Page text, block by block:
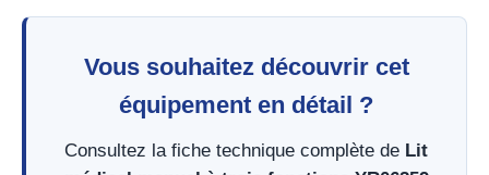
Vous souhaitez découvrir cet
équipement en détail ?
Consultez la fiche technique complète de Lit